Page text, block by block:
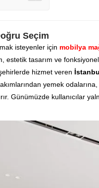
Seçim
isteyenler için mobilya
estetik tasarım ve
hizmet veren
yemek
Günümüzde kullanıcılar